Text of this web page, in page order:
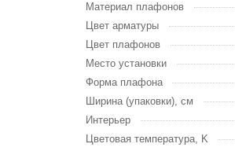
Материал плафонов
Цвет арматуры
Цвет плафонов
Место установки
Форма плафона
Ширина (упаковки), см
Интерьер
Цветовая температура, K